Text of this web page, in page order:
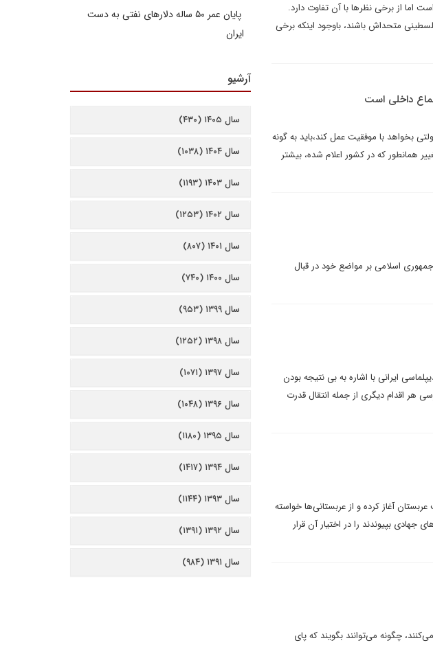
اما از برخی نظرها با آن تفاوت دارد.
متحداش باشند، باوجود اینکه برخی
داخلی است
بخواهد با موفقیت عمل کند،باید به گونه
همانطور که در کشور اعلام شده، بیشتر
اسلامی بر مواضع خود در قبال
ایرانی با اشاره به بی نتیجه بودن
هر اقدام دیگری از جمله انتقال قدرت
آغاز کرده و از عربستانی‌ها خواسته
جهادی بپیوندند را در اختیار آن قرار
چگونه می‌توانند بگویند که پای
پایان عمر ۵۰ ساله دلارهای نفتی به دست
ایران
آرشیو
سال ۱۴۰۵ (۴۳۰)
سال ۱۴۰۴ (۱۰۳۸)
سال ۱۴۰۳ (۱۱۹۳)
سال ۱۴۰۲ (۱۲۵۳)
سال ۱۴۰۱ (۸۰۷)
سال ۱۴۰۰ (۷۴۰)
سال ۱۳۹۹ (۹۵۳)
سال ۱۳۹۸ (۱۲۵۲)
سال ۱۳۹۷ (۱۰۷۱)
سال ۱۳۹۶ (۱۰۴۸)
سال ۱۳۹۵ (۱۱۸۰)
سال ۱۳۹۴ (۱۴۱۷)
سال ۱۳۹۳ (۱۱۴۴)
سال ۱۳۹۲ (۱۳۹۱)
سال ۱۳۹۱ (۹۸۴)